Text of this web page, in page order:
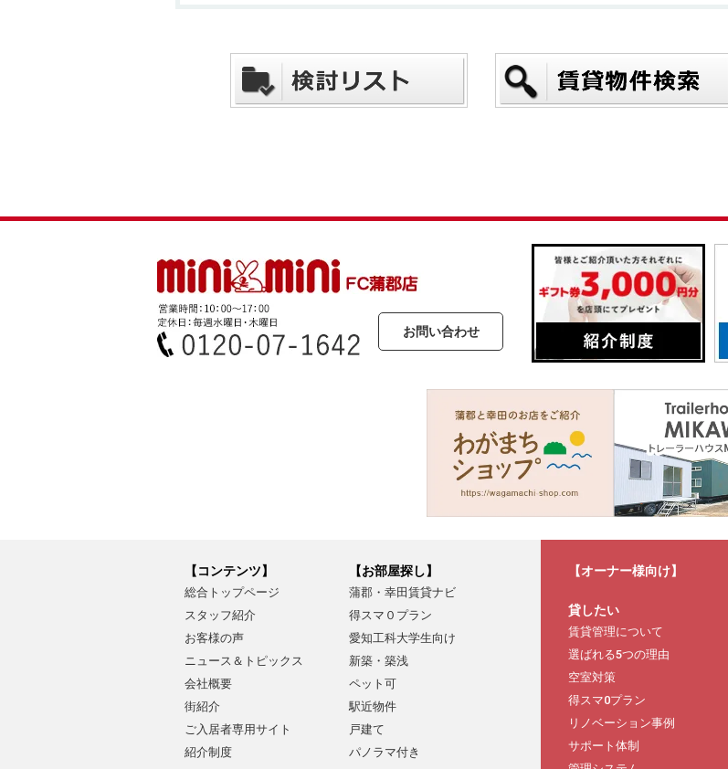
お問い合わせ
【コンテンツ】
総合トップページ
スタッフ紹介
お客様の声
ニュース＆トピックス
会社概要
街紹介
ご入居者専用サイト
紹介制度
【お部屋探し】
蒲郡・幸田賃貸ナビ
得スマ０プラン
愛知工科大学生向け
新築・築浅
ペット可
駅近物件
戸建て
パノラマ付き
【オーナー様向け】
貸したい
賃貸管理について
選ばれる5つの理由
空室対策
得スマ0プラン
リノベーション事例
サポート体制